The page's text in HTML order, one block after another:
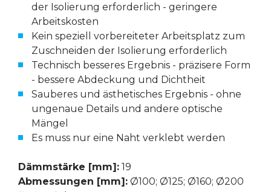
der Isolierung erforderlich - geringere
Arbeitskosten
Kein speziell vorbereiteter Arbeitsplatz zum
Zuschneiden der Isolierung erforderlich
Technisch besseres Ergebnis - präzisere Form
- bessere Abdeckung und Dichtheit
Sauberes und ästhetisches Ergebnis - ohne
ungenaue Details und andere optische
Mängel
Es muss nur eine Naht verklebt werden
Dämmstärke [mm]: 19
Abmessungen [mm]: Ø100; Ø125; Ø160; Ø200